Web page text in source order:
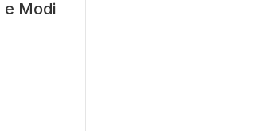
e Modi